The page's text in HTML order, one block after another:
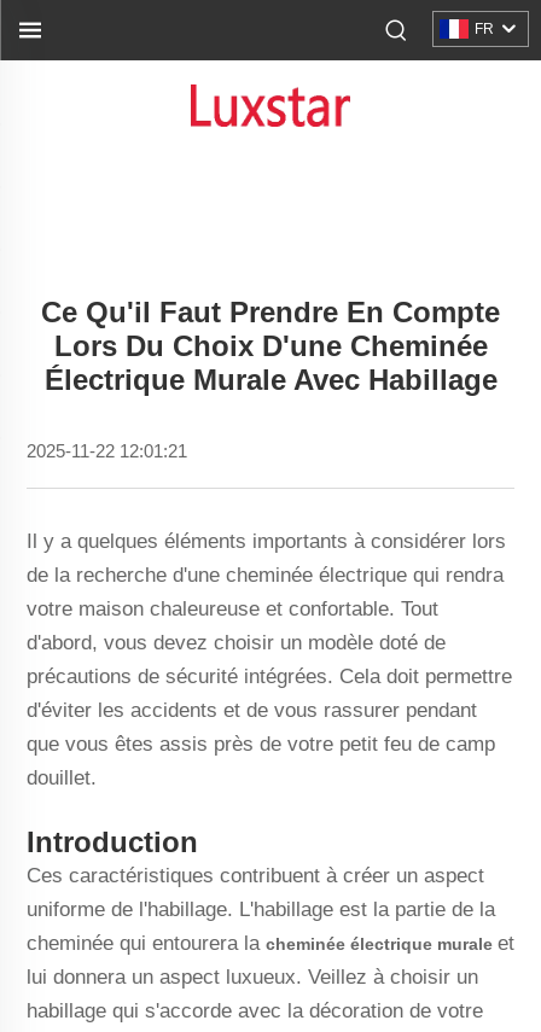
FR
Ce Qu'il Faut Prendre En Compte
Lors Du Choix D'une Cheminée
Électrique Murale Avec Habillage
2025-11-22 12:01:21
Il y a quelques éléments importants à considérer lors
de la recherche d'une cheminée électrique qui rendra
votre maison chaleureuse et confortable. Tout
d'abord, vous devez choisir un modèle doté de
précautions de sécurité intégrées. Cela doit permettre
d'éviter les accidents et de vous rassurer pendant
que vous êtes assis près de votre petit feu de camp
douillet.
Introduction
Ces caractéristiques contribuent à créer un aspect
uniforme de l'habillage. L'habillage est la partie de la
cheminée qui entourera la cheminée électrique murale et
lui donnera un aspect luxueux. Veillez à choisir un
habillage qui s'accorde avec la décoration de votre